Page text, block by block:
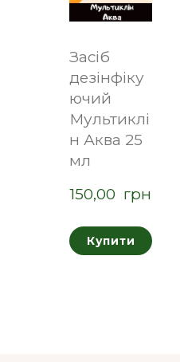
Засіб
дезінфіку
ючий
Мультиклі
н Аква 25
мл
150,00  грн
Купити